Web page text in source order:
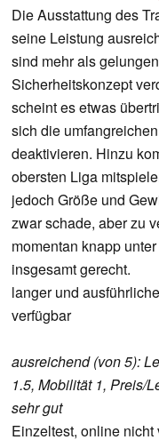
Die Ausstattung des
seine Leistung
sind mehr als
Sicherheitskonzept
scheint es etwas
sich die
deaktivieren. Hinzu
obersten Liga
jedoch Größe und
zwar schade, aber zu
momentan knapp
insgesamt gerecht.
langer und
verfügbar
ausreichend (von 5):
1.5, Mobilität 1, Preis/
sehr gut
Einzeltest, online nicht